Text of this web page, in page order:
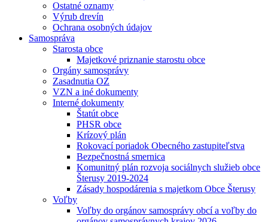
Ostatné oznamy
Výrub drevín
Ochrana osobných údajov
Samospráva
Starosta obce
Majetkové priznanie starostu obce
Orgány samosprávy
Zasadnutia OZ
VZN a iné dokumenty
Interné dokumenty
Štatút obce
PHSR obce
Krízový plán
Rokovací poriadok Obecného zastupiteľstva
Bezpečnostná smernica
Komunitný plán rozvoja sociálnych služieb obce
Šterusy 2019-2024
Zásady hospodárenia s majetkom Obce Šterusy
Voľby
Voľby do orgánov samosprávy obcí a voľby do